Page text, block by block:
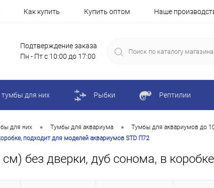
Как купить Купить оптом Наше
Подтверждение заказа
Пн - Пт с 10:00 до 17:00
для них Рыбки Рептилии
для них • Тумбы для аквариума • Тумбы для аквариумов до
подходит для моделей аквариумов STD П72
без дверки, дуб сонома, в